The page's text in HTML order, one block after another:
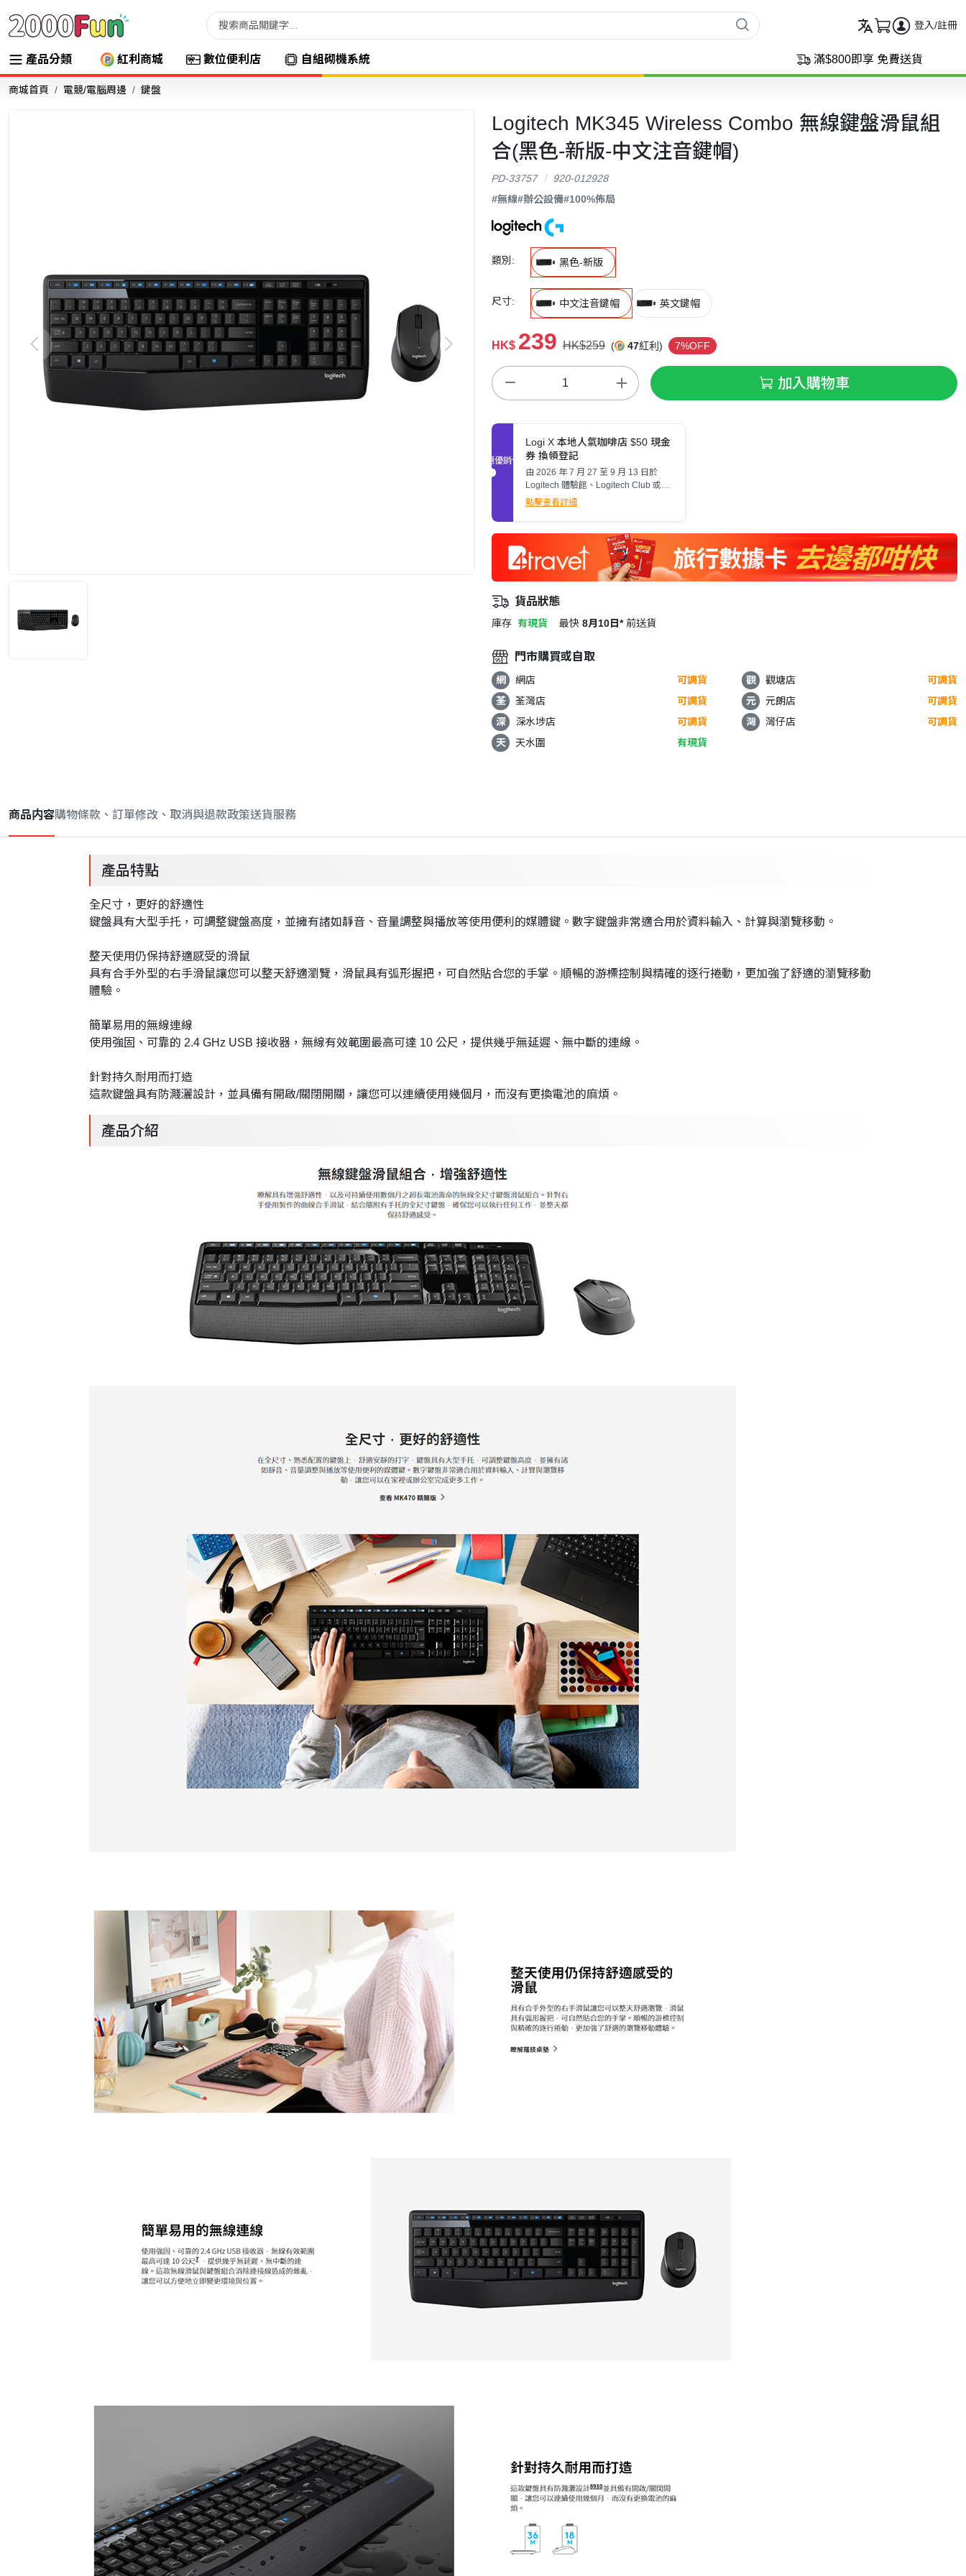
登入/註冊
產品分類 紅利商城 數位便利店 自組砌機系統 滿$800即享 免費送貨
商城首頁 電競/電腦周邊 鍵盤
Logitech MK345 Wireless Combo 無線鍵盤滑鼠組
合(黑色-新版-中文注音鍵帽)
PD-33757
920-012928
#無線#辦公設備#100%佈局
類別: 黑色-新版
尺寸: 中文注音鍵帽 英文鍵帽
HK$ 239 HK$259 ( 47紅利) 7%OFF
加入購物車
促銷優惠
Logi X 本地人氣咖啡店 $50 現金
券 換領登記
由 2026 年 7 月 27 至 9 月 13 日於
Logitech 體驗館、Logitech Club 或指
定特許經銷商*單一收據購買文書系列
張。
點擊查看詳細
貨品狀態
庫存 有現貨 最快 8月10日* 前送貨
門市購買或自取
網 網店 可調貨 觀 觀塘店
可調貨
荃
荃灣店 可調貨 元 元朗店
可調貨
深
深水埗店 可調貨 灣 灣仔店
可調貨
天
天水圍 有現貨
商品内容購物條款、訂單修改、取消與退款政策送貨服務
產品特點
全尺寸，更好的舒適性
鍵盤具有大型手托，可調整鍵盤高度，並擁有諸如靜音、 音量調整與播放等使用便利的媒體鍵。 數字鍵盤非常適合用於資料輸入、計算與瀏覽移動。
整天使用仍保持舒適感受的滑鼠
具有合手外型的右手滑鼠讓您可以整天舒適瀏覽， 滑鼠具有弧形握把，可自然貼合您的手掌。 順暢的游標控制與精確的逐行捲動，更加強了舒適的瀏覽移動
體驗。
簡單易用的無線連線
使用強固、可靠的 2.4 GHz USB 接收器，無線有效範圍最高可達 10 公尺，提供幾乎無延遲、無中斷的連線。
針對持久耐用而打造
這款鍵盤具有防濺灑設計，並具備有開啟/關閉開關， 讓您可以連續使用幾個月，而沒有更換電池的麻煩。
產品介紹